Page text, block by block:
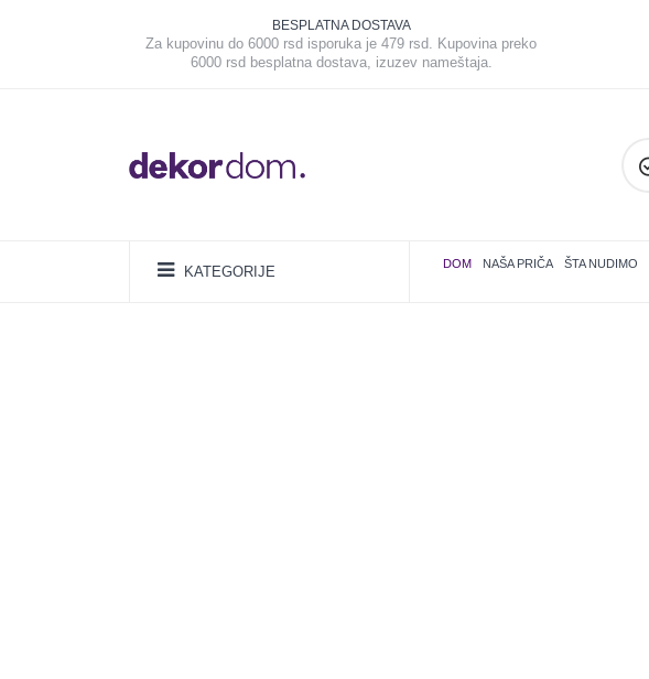
BESPLATNA DOSTAVA
Za kupovinu do 6000 rsd isporuka je 479 rsd. Kupovina preko
6000 rsd besplatna dostava, izuzev nameštaja.
KATEGORIJE DOM NAŠA PRIČA ŠTA NUDIMO